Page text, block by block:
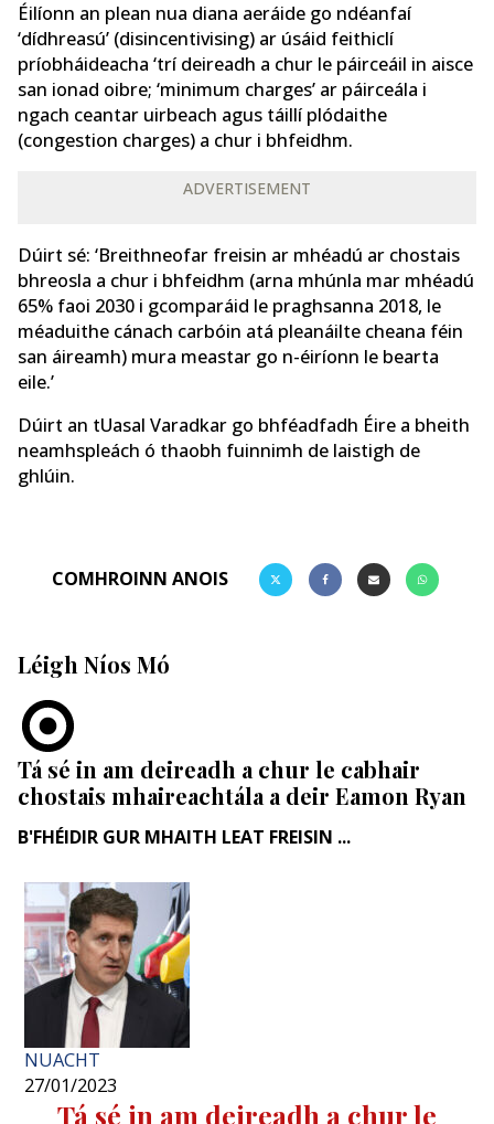
Éilíonn an plean nua diana aeráide go ndéanfaí
‘dídhreasú’ (disincentivising) ar úsáid feithiclí
príobháideacha ‘trí deireadh a chur le páirceáil in aisce
san ionad oibre; ‘minimum charges’ ar páirceála i
ngach ceantar uirbeach agus táillí plódaithe
(congestion charges) a chur i bhfeidhm.
ADVERTISEMENT
Dúirt sé: ‘Breithneofar freisin ar mhéadú ar chostais
bhreosla a chur i bhfeidhm (arna mhúnla mar mhéadú
65% faoi 2030 i gcomparáid le praghsanna 2018, le
méaduithe cánach carbóin atá pleanáilte cheana féin
san áireamh) mura meastar go n-éiríonn le bearta
eile.’
Dúirt an tUasal Varadkar go bhféadfadh Éire a bheith
neamhspleách ó thaobh fuinnimh de laistigh de
ghlúin.
COMHROINN ANOIS
Léigh Níos Mó
Tá sé in am deireadh a chur le cabhair
chostais mhaireachtála a deir Eamon Ryan
B'FHÉIDIR GUR MHAITH LEAT FREISIN ...
NUACHT
27/01/2023
Tá sé in am deireadh a chur le